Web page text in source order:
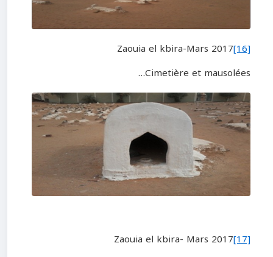
Zaouia el kbira-Mars 2017[16]
Cimetière et mausolées…
Zaouia el kbira- Mars 2017[17]